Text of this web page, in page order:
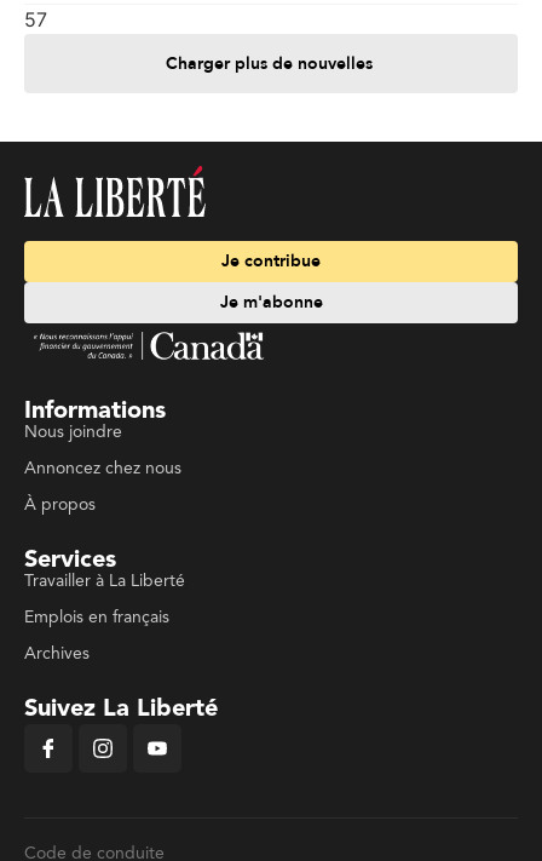
57
Charger plus de nouvelles
Je contribue
Je m'abonne
Informations
Nous joindre
Annoncez chez nous
À propos
Services
Travailler à La Liberté
Emplois en français
Archives
Suivez La Liberté
Code de conduite